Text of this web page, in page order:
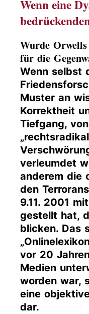
Wenn eine
Wurde
für die
Wenn selbst
Muster an
Korrektheit
Tiefgang,
verleumdet
anderem die
den
9.11. 2001
gestellt hat,
blicken. Das
vor 20
Medien
worden war,
eine
dar.